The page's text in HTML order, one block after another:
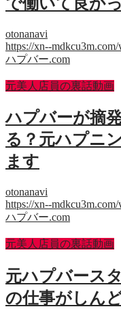
otonanavi
https://xn--
ハプバー.com
元美人店員の裏話動画
ハプバーが摘
る？元ハプニ
ます
otonanavi
https://xn--
ハプバー.com
元美人店員の裏話動画
元ハプバース
の仕事がしん